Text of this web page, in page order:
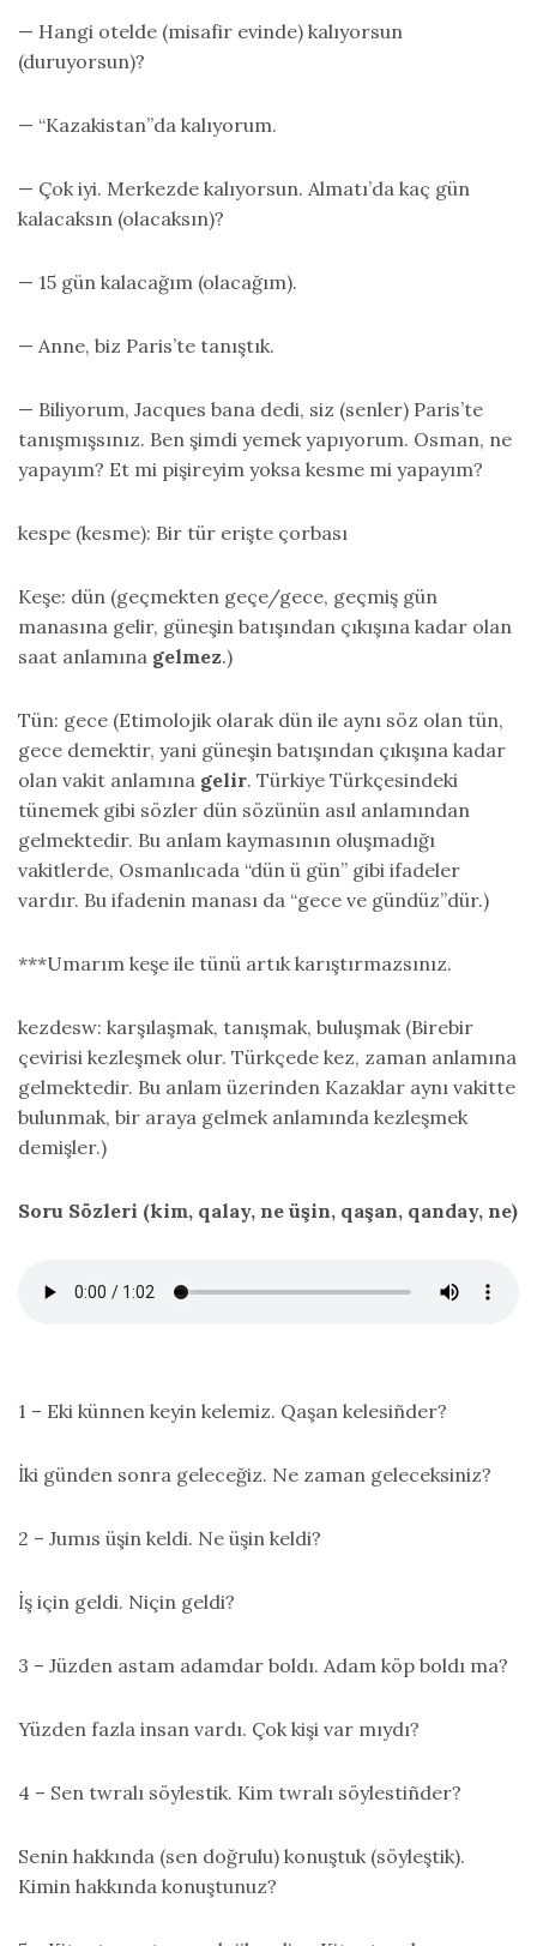
— Hangi otelde (misafir evinde) kalıyorsun
(duruyorsun)?
— “Kazakistan”da kalıyorum.
— Çok iyi. Merkezde kalıyorsun. Almatı’da kaç gün
kalacaksın (olacaksın)?
— 15 gün kalacağım (olacağım).
— Anne, biz Paris’te tanıştık.
— Biliyorum, Jacques bana dedi, siz (senler) Paris’te
tanışmışsınız. Ben şimdi yemek yapıyorum. Osman, ne
yapayım? Et mi pişireyim yoksa kesme mi yapayım?
kespe (kesme): Bir tür erişte çorbası
Keşe: dün (geçmekten geçe/gece, geçmiş gün
manasına gelir, güneşin batışından çıkışına kadar olan
saat anlamına gelmez.)
Tün: gece (Etimolojik olarak dün ile aynı söz olan tün,
gece demektir, yani güneşin batışından çıkışına kadar
olan vakit anlamına gelir. Türkiye Türkçesindeki
tünemek gibi sözler dün sözünün asıl anlamından
gelmektedir. Bu anlam kaymasının oluşmadığı
vakitlerde, Osmanlıcada “dün ü gün” gibi ifadeler
vardır. Bu ifadenin manası da “gece ve gündüz”dür.)
***Umarım keşe ile tünü artık karıştırmazsınız.
kezdesw: karşılaşmak, tanışmak, buluşmak (Birebir
çevirisi kezleşmek olur. Türkçede kez, zaman anlamına
gelmektedir. Bu anlam üzerinden Kazaklar aynı vakitte
bulunmak, bir araya gelmek anlamında kezleşmek
demişler.)
Soru Sözleri (kim, qalay, ne üşin, qaşan, qanday, ne)
1 – Eki künnen keyin kelemiz. Qaşan kelesiñder?
İki günden sonra geleceğiz. Ne zaman geleceksiniz?
2 – Jumıs üşin keldi. Ne üşin keldi?
İş için geldi. Niçin geldi?
3 – Jüzden astam adamdar boldı. Adam köp boldı ma?
Yüzden fazla insan vardı. Çok kişi var mıydı?
4 – Sen twralı söylestik. Kim twralı söylestiñder?
Senin hakkında (sen doğrulu) konuştuk (söyleştik).
Kimin hakkında konuştunuz?